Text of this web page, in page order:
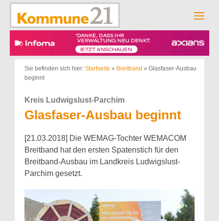
Zum
springen
Sie befinden sich hier: Startseite » Breitband » Glasfaser-Ausbau
beginnt
Kreis Ludwigslust-Parchim
Glasfaser-Ausbau beginnt
[21.03.2018] Die WEMAG-Tochter WEMACOM
Breitband hat den ersten Spatenstich für den
Breitband-Ausbau im Landkreis Ludwigslust-
Parchim gesetzt.